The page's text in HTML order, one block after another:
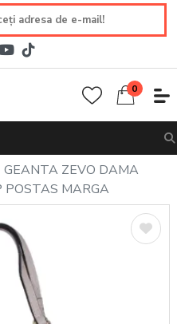
0
GEANTA ZEVO DAMA
MARGA